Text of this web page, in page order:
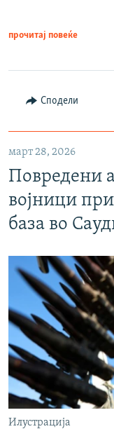
прочитај повеќе
Сподели
март 28, 2026
Повредени
војници
база во
Илустрација